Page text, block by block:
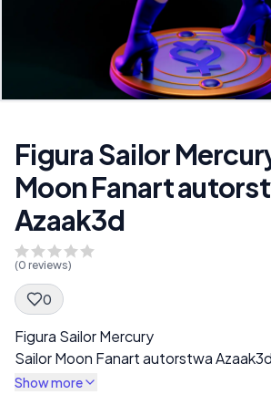
Figura Sailor
Moon Fanart
Azaak3d
(0 reviews)
0
Spec Description
Figura Sailor Mercury
Sailor Moon Fanart autorstwa Azaak3d
Show more